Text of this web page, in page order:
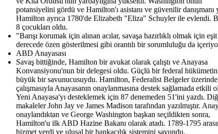
potansiyelini gördü ve Hamilton'ı asistanı ve güvenilir danışmanı
Hamilton ayrıca 1780'de Elizabeth "Eliza" Schuyler ile evlendi.
8 çocukları oldu.
"Barışı korumak için alınan acılar, savaşa hazırlıklı olmak için eşit
derecede özen gösterilmesi gibi orantılı bir sorumluluğu da
ABD Anayasası
Savaş bittiğinde, Hamilton bir avukat olarak çalıştı ve Anayasa
Konvansiyonu'nun bir delegesi oldu. Güçlü bir federal hükümetin
büyük bir savunucusuydu. Hamilton, Federalist Belgeler
çalışmasıyla Anayasanın onaylanmasına destek sağlamada etkili
Yeni Anayasa'yı desteklemek için 87 denemeden 51'ini yazdı.
makaleler John Jay ve James Madison tarafından yazılmıştır.
onaylandıktan ve George Washington başkan seçildikten sonra,
Hamilton'u ilk ABD Hazine Bakanı olarak atadı. 1789-1795
hizmet verdi ve ulusal bir bankacılık sistemini savundu.